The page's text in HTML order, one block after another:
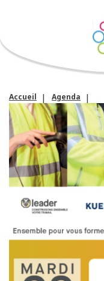
Accueil
Agenda
Devenez préparateur